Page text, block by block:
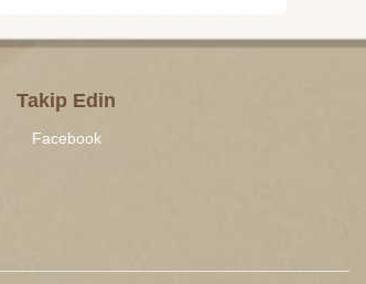
Takip Edin
Facebook